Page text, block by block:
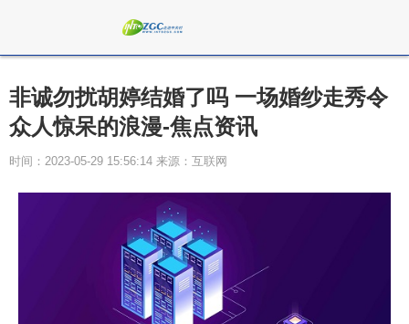
非诚勿扰胡婷结婚了吗 一场婚纱走秀令
众人惊呆的浪漫-焦点资讯
时间：2023-05-29 15:56:14 来源：互联网